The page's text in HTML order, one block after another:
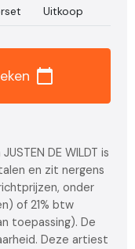
Uitkoop
calendar_today
DE WILDT is
en zit nergens
onder
of 21% btw
toepassing). De
Deze artiest